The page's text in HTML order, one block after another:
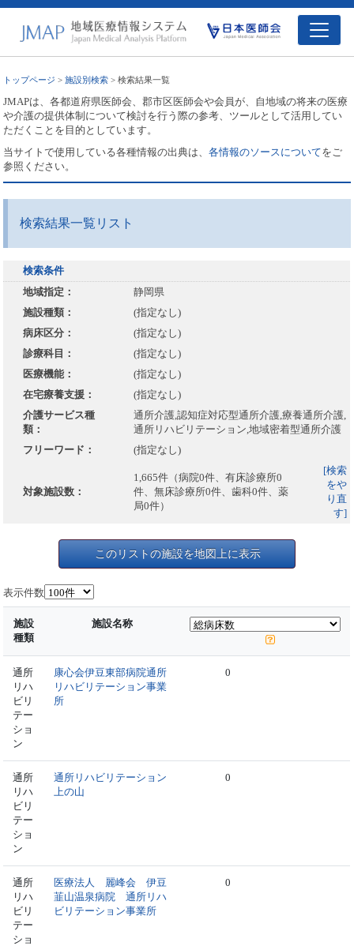
トップページ >施設別検索 > 検索結果一覧
JMAPは、各都道府県医師会、郡市区医師会や会員が、自地域の将来の医療
や介護の提供体制について検討を行う際の参考、ツールとして活用してい
ただくことを目的としています。
当サイトで使用している各種情報の出典は、各情報のソースについてをご
参照ください。
検索結果一覧リスト
検索条件
地域指定：
静岡県
施設種類：
(指定なし)
病床区分：
(指定なし)
診療科目：
(指定なし)
医療機能：
(指定なし)
在宅療養支援：
(指定なし)
介護サービス種
類：
通所介護,認知症対応型通所介護,療養通所介護,
通所リハビリテーション,地域密着型通所介護
フリーワード：
(指定なし)
対象施設数：
1,665件（病院0件、有床診療所0
件、無床診療所0件、歯科0件、薬
局0件）
[検索
をや
り直
す]
このリストの施設を地図上に表示
表示件数
施設
種類
施設名称
通所
リハ
ビリ
テー
ショ
ン
康心会伊豆東部病院通所
リハビリテーション事業
所
0
通所
リハ
ビリ
テー
ショ
ン
通所リハビリテーション
上の山
0
通所
リハ
ビリ
テー
ショ
医療法人 麗峰会 伊豆
韮山温泉病院 通所リハ
ビリテーション事業所
0